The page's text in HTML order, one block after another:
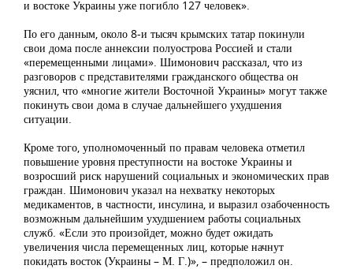
и востоке Украины уже погибло 127 человек».
По его данным, около 8-и тысяч крымских татар покинули
свои дома после аннексии полуострова Россией и стали
«перемещенными лицами». Шимонович рассказал, что из
разговоров с представителями гражданского общества он
уяснил, что «многие жители Восточной Украины» могут также
покинуть свои дома в случае дальнейшего ухудшения
ситуации.
Кроме того, уполномоченный по правам человека отметил
повышение уровня преступности на востоке Украины и
возросший риск нарушений социальных и экономических прав
граждан. Шимонович указал на нехватку некоторых
медикаментов, в частности, инсулина, и выразил озабоченность
возможным дальнейшим ухудшением работы социальных
служб. «Если это произойдет, можно будет ожидать
увеличения числа перемещенных лиц, которые начнут
покидать восток (Украины – М. Г.)», – предположил он.